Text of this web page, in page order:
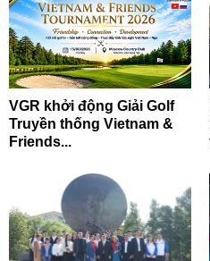
VGR khởi động Giải Golf
Truyền thống Vietnam &
Friends...